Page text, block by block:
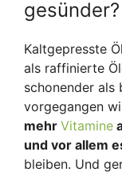
gesünder?
Kaltgepresste
als raffinierte
schonender als
vorgegangen
mehr Vitamine
und vor allem
bleiben. Und